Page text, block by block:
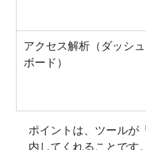
アクセス解析（ダッシュ
ボード）
ポイントは、ツールが
内してくれることです。